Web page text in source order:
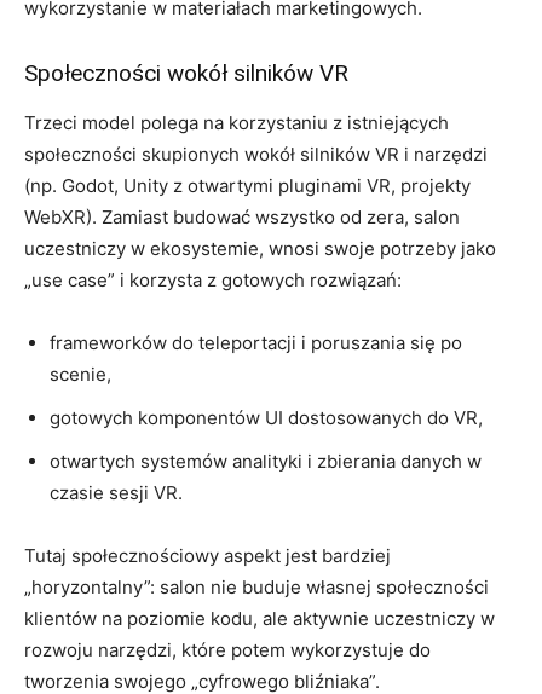
wykorzystanie w materiałach marketingowych.
Społeczności wokół silników VR
Trzeci model polega na korzystaniu z istniejących
społeczności skupionych wokół silników VR i narzędzi
(np. Godot, Unity z otwartymi pluginami VR, projekty
WebXR). Zamiast budować wszystko od zera, salon
uczestniczy w ekosystemie, wnosi swoje potrzeby jako
„use case” i korzysta z gotowych rozwiązań:
frameworków do teleportacji i poruszania się po
scenie,
gotowych komponentów UI dostosowanych do VR,
otwartych systemów analityki i zbierania danych w
czasie sesji VR.
Tutaj społecznościowy aspekt jest bardziej
„horyzontalny”: salon nie buduje własnej społeczności
klientów na poziomie kodu, ale aktywnie uczestniczy w
rozwoju narzędzi, które potem wykorzystuje do
tworzenia swojego „cyfrowego bliźniaka”.